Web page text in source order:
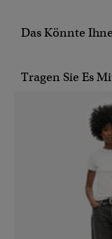
Das Könnte
Tragen Sie Es